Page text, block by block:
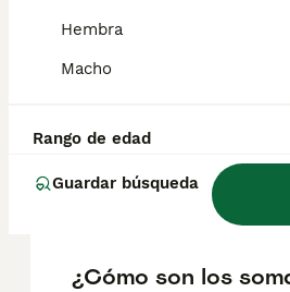
Hembra
Macho
Rango de edad
Guardar búsqueda
independientes que sus
activos y les gusta hacer
¿Son agresivos los
somalíes?
¿Cómo son los